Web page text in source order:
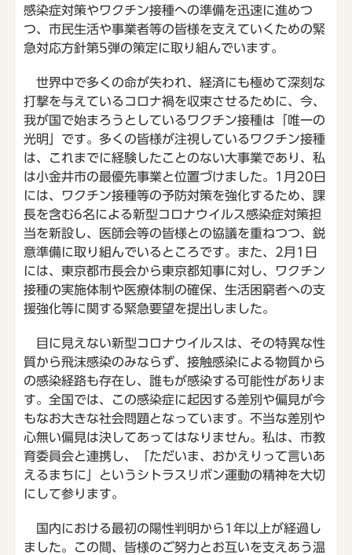
感染症対策やワクチン接種への準備を迅速に進めつ
つ、市民生活や事業者等の皆様を支えていくための緊
急対応方針第5弾の策定に取り組んでいます。
世界中で多くの命が失われ、経済にも極めて深刻な
打撃を与えているコロナ禍を収束させるために、今、
我が国で始まろうとしているワクチン接種は「唯一の
光明」です。多くの皆様が注視しているワクチン接種
は、これまでに経験したことのない大事業であり、私
は小金井市の最優先事業と位置づけました。1月20日
には、ワクチン接種等の予防対策を強化するため、課
長を含む6名による新型コロナウイルス感染症対策担
当を新設し、医師会等の皆様との協議を重ねつつ、鋭
意準備に取り組んでいるところです。また、2月1日
には、東京都市長会から東京都知事に対し、ワクチン
接種の実施体制や医療体制の確保、生活困窮者への支
援強化等に関する緊急要望を提出しました。
目に見えない新型コロナウイルスは、その特異な性
質から飛沫感染のみならず、接触感染による物質から
の感染経路も存在し、誰もが感染する可能性がありま
す。全国では、この感染症に起因する差別や偏見が今
もなお大きな社会問題となっています。不当な差別や
心無い偏見は決してあってはなりません。私は、市教
育委員会と連携し、「ただいま、おかえりって言いあ
えるまちに」というシトラスリボン運動の精神を大切
にして参ります。
国内における最初の陽性判明から1年以上が経過し
ました。この間、皆様のご努力とお互いを支えあう温